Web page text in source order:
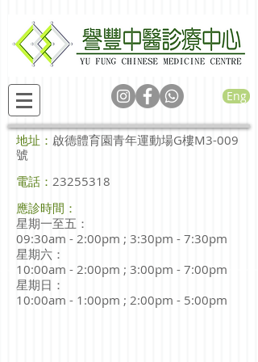
Eng
地址： 啟德體育園青年運動場G樓M3-009
號
電話： 23255318
應診時間：
星期一至五 ：
09:30am - 2:00pm ; 3:30pm - 7:30pm
星期六 ：
10:00am - 2:00pm ; 3:00pm - 7:00pm
星期日 ：
10:00am - 1:00pm ; 2:00pm - 5:00pm